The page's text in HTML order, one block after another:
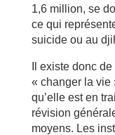
1,6 million, se
ce qui
suicide ou au
Il existe donc
« changer la vie
qu’elle est en
révision
moyens. Les